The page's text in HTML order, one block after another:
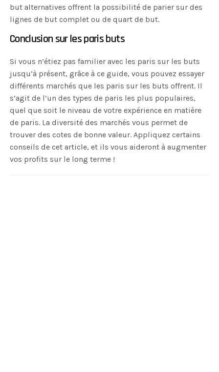
but alternatives offrent la possibilité de parier sur des
lignes de but complet ou de quart de but.
Conclusion sur les paris buts
Si vous n’étiez pas familier avec les paris sur les buts
jusqu’à présent, grâce à ce guide, vous pouvez essayer
différents marchés que les paris sur les buts offrent. Il
s’agit de l’un des types de paris les plus populaires,
quel que soit le niveau de votre expérience en matière
de paris. La diversité des marchés vous permet de
trouver des cotes de bonne valeur. Appliquez certains
conseils de cet article, et ils vous aideront à augmenter
vos profits sur le long terme !